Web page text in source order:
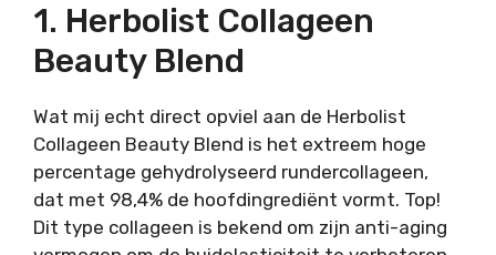
1. Herbolist Collageen
Beauty Blend
Wat mij echt direct opviel aan de Herbolist
Collageen Beauty Blend is het extreem hoge
percentage gehydrolyseerd rundercollageen,
dat met 98,4% de hoofdingrediënt vormt. Top!
Dit type collageen is bekend om zijn anti-aging